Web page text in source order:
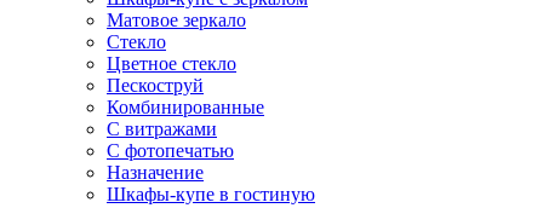
Матовое зеркало
Стекло
Цветное стекло
Пескоструй
Комбинированные
С витражами
С фотопечатью
Назначение
Шкафы-купе в гостиную